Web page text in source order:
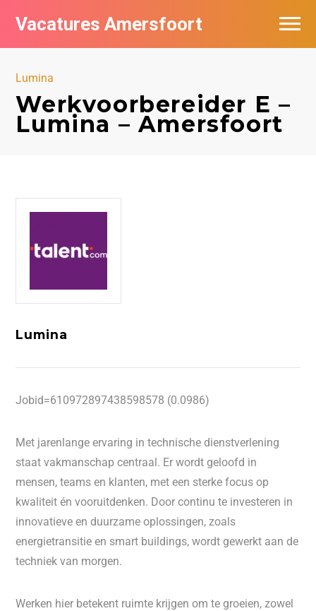
Vacatures Amersfoort
Lumina
Werkvoorbereider E –
Lumina – Amersfoort
Lumina
Jobid=610972897438598578 (0.0986)
Met jarenlange ervaring in technische dienstverlening
staat vakmanschap centraal. Er wordt geloofd in
mensen, teams en klanten, met een sterke focus op
kwaliteit én vooruitdenken. Door continu te investeren in
innovatieve en duurzame oplossingen, zoals
energietransitie en smart buildings, wordt gewerkt aan de
techniek van morgen.
Werken hier betekent ruimte krijgen om te groeien, zowel
Vacatures per bedrijf
Nieuwsbrief feed